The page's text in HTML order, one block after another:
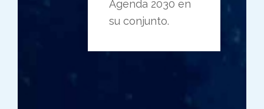
Agenda 2030 en
su conjunto.